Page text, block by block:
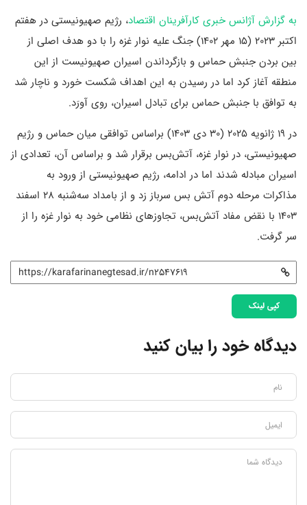
به گزارش آژانس خبری کارآفرینان اقتصاد، رژیم صهیونیستی در هفتم
اکتبر ۲۰۲۳ (۱۵ مهر ۱۴۰۲) جنگ علیه نوار غزه را با دو هدف اصلی از
بین بردن جنبش حماس و بازگرداندن اسیران صهیونیست از این
منطقه آغاز کرد اما در رسیدن به این اهداف شکست خورد و ناچار شد
به توافق با جنبش حماس برای تبادل اسیران، روی آورَد.
در ۱۹ ژانویه ۲۰۲۵ (۳۰ دی ۱۴۰۳) براساس توافقی میان حماس و رژیم
صهیونیستی، در نوار غزه، آتش‌بس برقرار شد و براساس آن، تعدادی از
اسیران مبادله شدند اما در ادامه، رژیم صهیونیستی از ورود به
مذاکرات مرحله دوم آتش بس سرباز زد و از بامداد سه‌شنبه ۲۸ اسفند
۱۴۰۳ با نقض مفاد آتش‌بس، تجاوزهای نظامی خود به نوار غزه را از
سر گرفت.
کپی لینک
دیدگاه خود را بیان کنید